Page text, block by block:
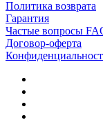
Политика возврата
Гарантия
Частые вопросы
Договор-оферта